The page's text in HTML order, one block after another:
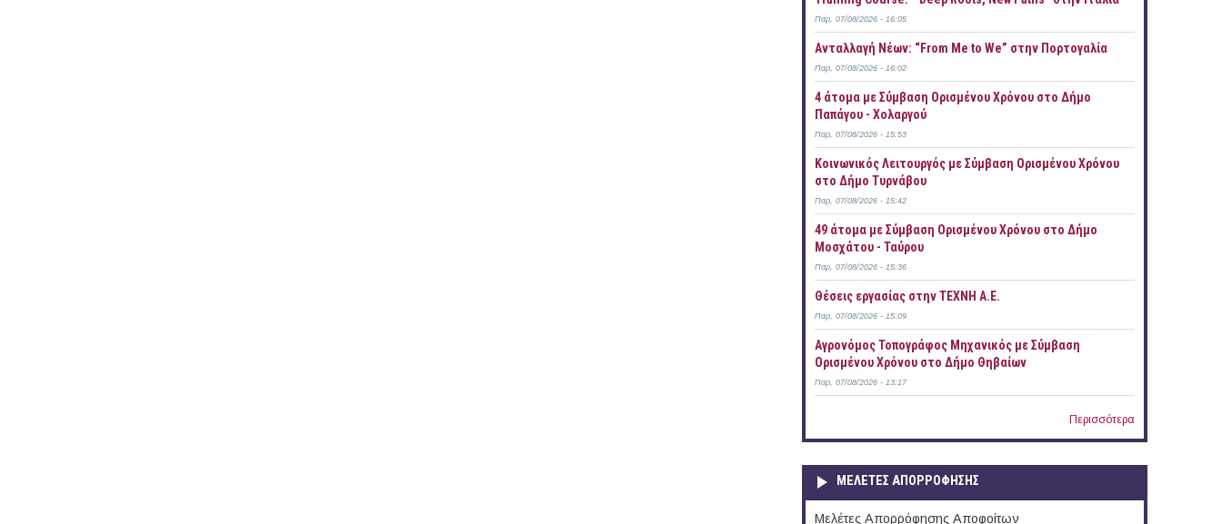
Παρ, 07/08/2026 - 16:05
Ανταλλαγή Νέων: “From Me to We” στην Πορτογαλία
Παρ, 07/08/2026 - 16:02
4 άτομα με Σύμβαση Ορισμένου Χρόνου στο Δήμο
Παπάγου - Χολαργού
Παρ, 07/08/2026 - 15:53
Κοινωνικός Λειτουργός με Σύμβαση Ορισμένου Χρόνου
στο Δήμο Τυρνάβου
Παρ, 07/08/2026 - 15:42
49 άτομα με Σύμβαση Ορισμένου Χρόνου στο Δήμο
Μοσχάτου - Ταύρου
Παρ, 07/08/2026 - 15:36
Θέσεις εργασίας στην ΤΕΧΝΗ Α.Ε.
Παρ, 07/08/2026 - 15:09
Αγρονόμος Τοπογράφος Μηχανικός με Σύμβαση
Ορισμένου Χρόνου στο Δήμο Θηβαίων
Παρ, 07/08/2026 - 13:17
Περισσότερα
ΜΕΛΕΤΕΣ ΑΠΟΡΡΟΦΗΣΗΣ
Μελέτες Απορρόφησης Αποφοίτων